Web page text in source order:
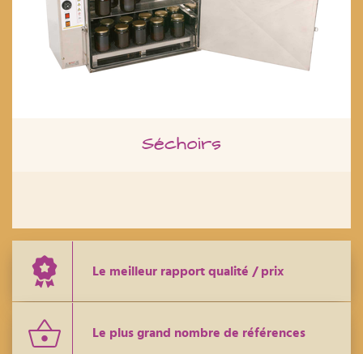
Séchoirs
Le meilleur rapport qualité / prix
Le plus grand nombre de références